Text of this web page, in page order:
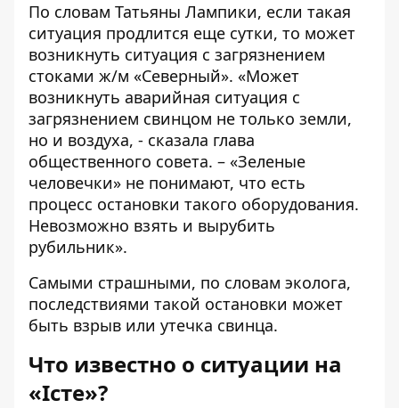
По словам Татьяны Лампики, если такая
ситуация продлится еще сутки, то может
возникнуть ситуация с загрязнением
стоками ж/м «Северный». «Может
возникнуть аварийная ситуация с
загрязнением свинцом не только земли,
но и воздуха, - сказала глава
общественного совета. – «Зеленые
человечки» не понимают, что есть
процесс остановки такого оборудования.
Невозможно взять и вырубить
рубильник».
Самыми страшными, по словам эколога,
последствиями такой остановки может
быть взрыв или утечка свинца.
Что известно о ситуации на
«Істе»?